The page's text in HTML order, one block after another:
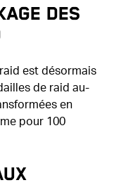
des
est désormais
de raid au-
en
pour 100